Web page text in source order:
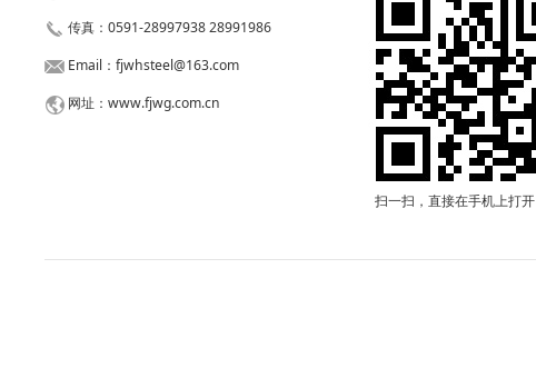
传真：0591-28997938 28991986
Email：fjwhsteel@163.com
网址：www.fjwg.com.cn
扫一扫，直接在手机上打开